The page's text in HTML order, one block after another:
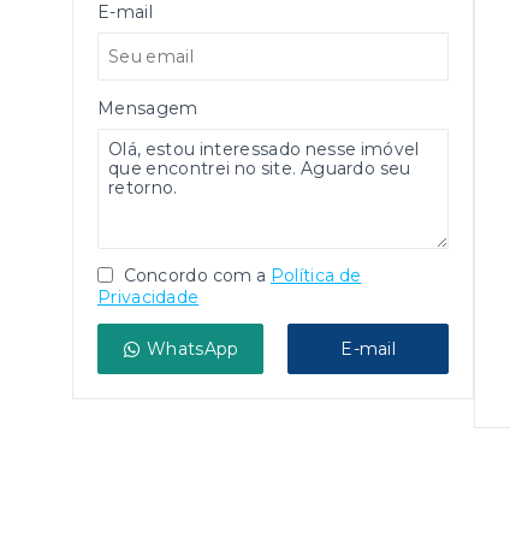
E-mail
Mensagem
Concordo com a Política de
Privacidade
WhatsApp E-mail